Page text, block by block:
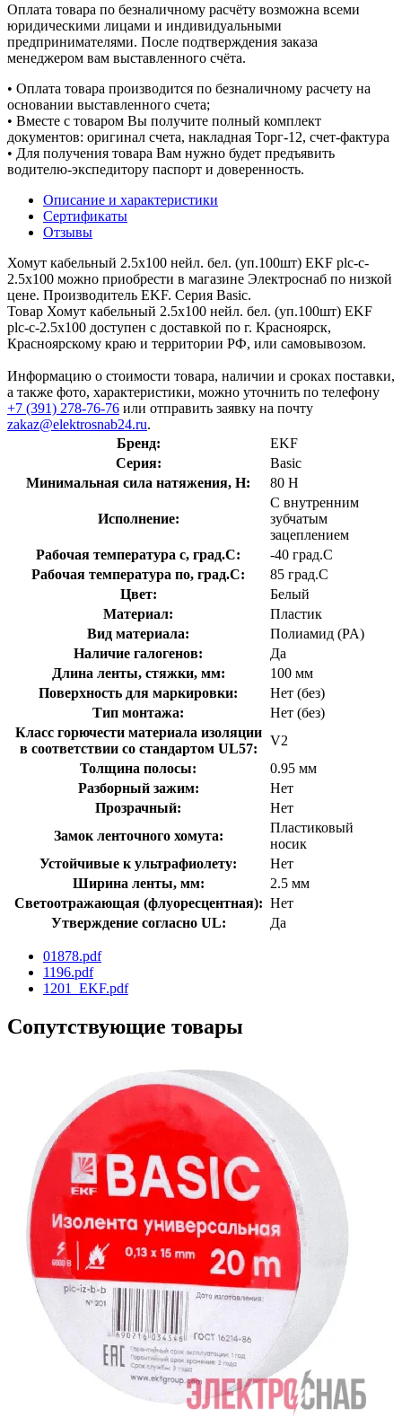
Оплата товара по безналичному расчёту возможна всеми
юридическими лицами и индивидуальными
предпринимателями. После подтверждения заказа
менеджером вам выставленного счёта.
• Оплата товара производится по безналичному расчету на
основании выставленного счета;
• Вместе с товаром Вы получите полный комплект
документов: оригинал счета, накладная Торг-12, счет-фактура
• Для получения товара Вам нужно будет предъявить
водителю-экспедитору паспорт и доверенность.
Описание и характеристики
Сертификаты
Отзывы
Хомут кабельный 2.5х100 нейл. бел. (уп.100шт) EKF plc-c-
2.5x100 можно приобрести в магазине Электроснаб по низкой
цене. Производитель EKF. Серия Basic.
Товар Хомут кабельный 2.5х100 нейл. бел. (уп.100шт) EKF
plc-c-2.5x100 доступен с доставкой по г. Красноярск,
Красноярскому краю и территории РФ, или самовывозом.
Информацию о стоимости товара, наличии и сроках поставки,
а также фото, характеристики, можно уточнить по телефону
+7 (391) 278-76-76 или отправить заявку на почту
zakaz@elektrosnab24.ru.
Бренд:
EKF
Серия:
Basic
Минимальная сила натяжения, Н:
80 Н
Исполнение:
С внутренним
зубчатым
зацеплением
Рабочая температура с, град.C:
-40 град.C
Рабочая температура по, град.C:
85 град.C
Цвет:
Белый
Материал:
Пластик
Вид материала:
Полиамид (PA)
Наличие галогенов:
Да
Длина ленты, стяжки, мм:
100 мм
Поверхность для маркировки:
Нет (без)
Тип монтажа:
Нет (без)
Класс горючести материала изоляции
в соответствии со стандартом UL57:
V2
Толщина полосы:
0.95 мм
Разборный зажим:
Нет
Прозрачный:
Нет
Замок ленточного хомута:
Пластиковый
носик
Устойчивые к ультрафиолету:
Нет
Ширина ленты, мм:
2.5 мм
Светоотражающая (флуоресцентная): Нет
Утверждение согласно UL:
Да
01878.pdf
1196.pdf
1201_EKF.pdf
Сопутствующие товары